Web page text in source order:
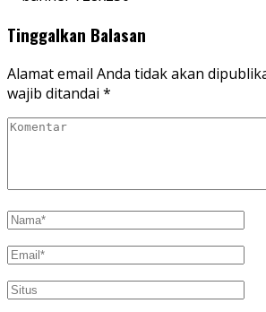
Tinggalkan Balasan
Alamat email Anda tidak akan
wajib ditandai *